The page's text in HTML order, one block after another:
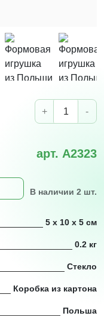
+ -
арт. A2323
В наличии 2 шт.
5 х 10 х 5 см
0.2 кг
Стекло
Коробка из картона
Польша